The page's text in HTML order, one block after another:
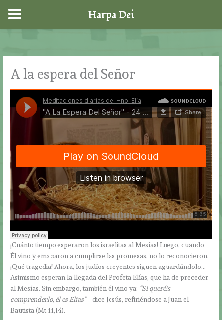
contenido
A la espera del Señor
¡Cuánto tiempo esperaron los israelitas al Mesías! Luego, cuando
Él vino y empezaron a cumplirse las promesas, no lo reconocieron.
¡Qué tragedia! Ahora, los judíos creyentes siguen aguardándolo…
Asimismo esperan la llegada del Profeta Elías, que ha de preceder
al Mesías. Sin embargo, también él vino ya: “Si queréis
comprenderlo, él es Elías”–dice Jesús, refiriéndose a Juan el
Bautista (Mt 11,14).
Harpa Dei